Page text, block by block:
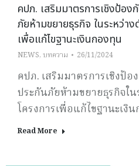
คปภ. เสริมมาตรการเชิงป้อ
ภัยห้ามขยายธุรกิจ ในระหว่า
เพื่อแก้ไขฐานะเงินกองทุน
NEWS, บทความ 26/11/2024
คปภ. เสริมมาตรการเชิงป้
ประกันภัยห้ามขยายธุรกิจใ
โครงการเพื่อแก้ไขฐานะเงิ
Read More